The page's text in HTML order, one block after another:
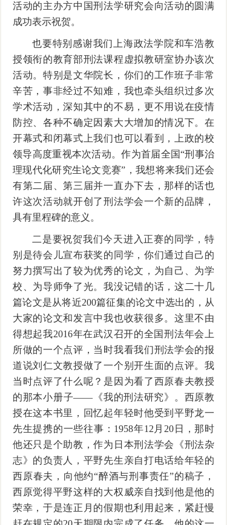
活动的主办方中国刑法学研究会向活动的圆满
成功表示祝贺。
也要特别感谢我们上海政法学院和车浩教
授领衔的教育部刑法课程虚拟教研室协办该次
活动。特别是文华院长，你们的工作班子非常
辛苦，事非经过不知难，我也牵头组织过多次
学术活动，深知其中的不易，更不用说在疫情
防控、各种不确定因素大大增加的情况下。在
开幕式和闭幕式上我们也可以看到，上政的校
领导高度重视本次活动。作为首届全国“刑事治
理现代化研究生论文竞赛”，我想将来我们还会
有第二届、第三届并一直办下去，那样的话也
许这次活动就开创了刑法学会一个新的品牌，
具有里程碑的意义。
二是要祝贺我们今天进入正赛的同学，特
别是待会儿宣布获奖的同学，你们通过自己的
努力撰写出了较为优秀的论文，为自己、为学
校、为导师争了光。我没记错的话，这二十几
篇论文是从将近200篇征集的论文中选出的，从
大家的论文和发言中我也收获很多。这里不由
得想起我2016年在武汉召开的全国刑法年会上
所做的一个点评，当时我看我们刑法学会的报
道说刘仁文教授做了一个别开生面的点评。我
当时点评了什么呢？是因为看了西原春夫教授
的那本小册子——《我的刑法研究》。西原教
授在这本书里，回忆起年轻时他受到平野龙一
先生提携的一些往事： 1958年12 月 20 日，那时
他还只是个助教，作为日本刑法学会《刑法杂
志》的负责人，平野先生亲自打电话给年轻的
西原春夫，向他约“醉酒与刑事责任”的稿子，
西原觉得平野这样的大权威亲自找到他是他的
荣幸，于是连正月的假期也利用起来，紧赶慢